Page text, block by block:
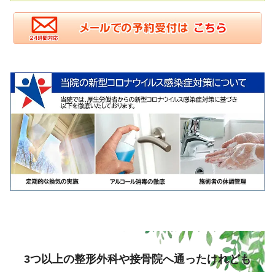
3つ以上の整形外科や接骨院へ通ったけれども